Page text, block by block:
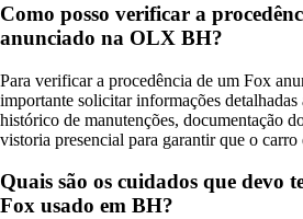
Como posso verificar a
anunciado na OLX BH?
Para verificar a procedência de um Fox
importante solicitar informações
histórico de manutenções, documentação
vistoria presencial para garantir que o carro
Quais são os cuidados que devo
Fox usado em BH?